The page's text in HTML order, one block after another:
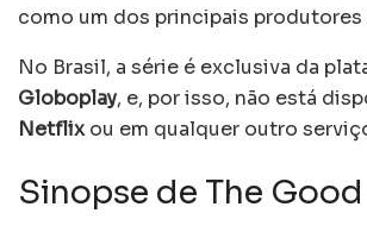
como um dos principais produtores
No Brasil, a série é exclusiva da
Globoplay, e, por isso, não está
Netflixou em qualquer outro
Sinopse de The